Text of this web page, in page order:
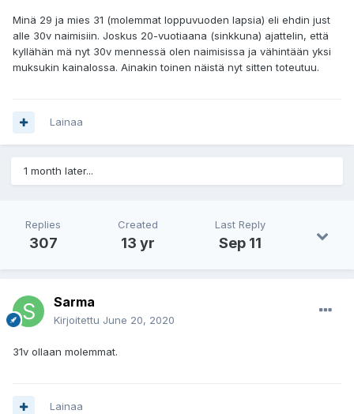
Minä 29 ja mies 31 (molemmat loppuvuoden lapsia) eli ehdin just
alle 30v naimisiin. Joskus 20-vuotiaana (sinkkuna) ajattelin, että
kyllähän mä nyt 30v mennessä olen naimisissa ja vähintään yksi
muksukin kainalossa. Ainakin toinen näistä nyt sitten toteutuu.
Lainaa
1 month later...
Replies
307
Created
13 yr
Last Reply
Sep 11
Sarma
Kirjoitettu June 20, 2020
31v ollaan molemmat.
Lainaa